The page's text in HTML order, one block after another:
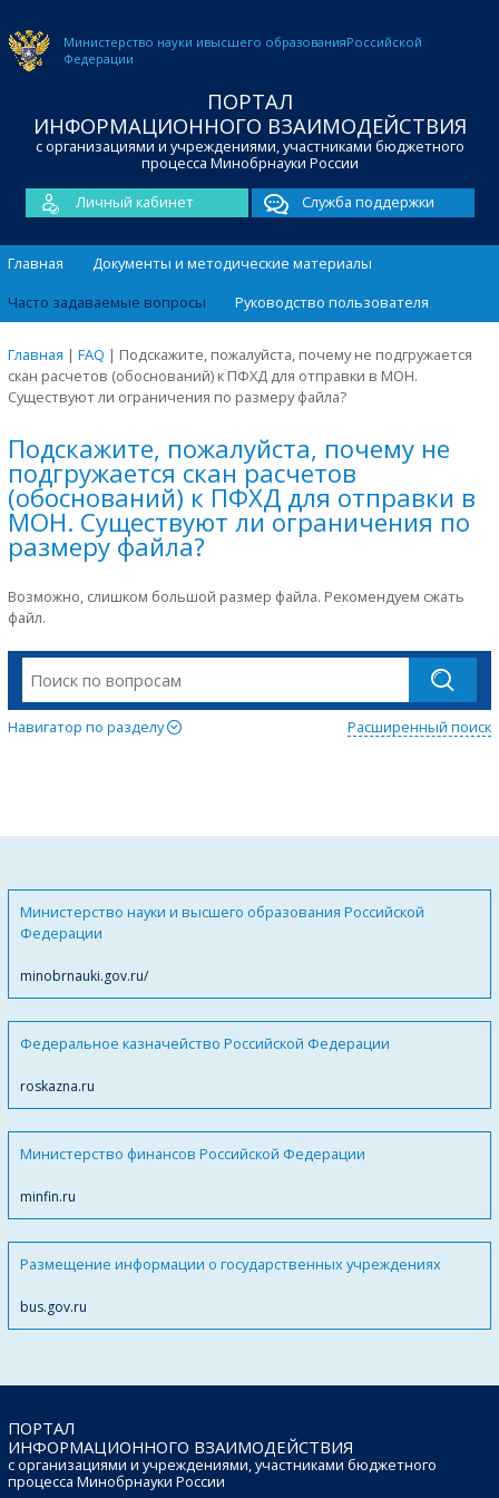
Министерство науки ивысшего образованияРоссийской
Федерации
ПОРТАЛ
ИНФОРМАЦИОННОГО ВЗАИМОДЕЙСТВИЯ
с организациями и учреждениями, участниками бюджетного
процесса Минобрнауки России
Личный кабинет
Служба поддержки
Главная
Документы и методические материалы
Часто задаваемые вопросы
Руководство пользователя
Главная | FAQ | Подскажите, пожалуйста, почему не подгружается
скан расчетов (обоснований) к ПФХД для отправки в МОН.
Существуют ли ограничения по размеру файла?
Подскажите, пожалуйста, почему не
подгружается скан расчетов
(обоснований) к ПФХД для отправки в
МОН. Существуют ли ограничения по
размеру файла?
Возможно, слишком большой размер файла. Рекомендуем сжать
файл.
Навигатор по разделу Расширенный поиск
Министерство науки и высшего образования Российской
Федерации
minobrnauki.gov.ru/
Федеральное казначейство Российской Федерации
roskazna.ru
Министерство финансов Российской Федерации
minfin.ru
Размещение информации о государственных учреждениях
bus.gov.ru
ПОРТАЛ
ИНФОРМАЦИОННОГО ВЗАИМОДЕЙСТВИЯ
с организациями и учреждениями, участниками бюджетного
процесса Минобрнауки России